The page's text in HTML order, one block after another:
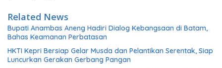
Related News
Bupati Anambas Aneng Hadiri Dialog Kebangsaan di Batam,
Bahas Keamanan Perbatasan
HKTI Kepri Bersiap Gelar Musda dan Pelantikan Serentak, Siap
Luncurkan Gerakan Gerbang Pangan